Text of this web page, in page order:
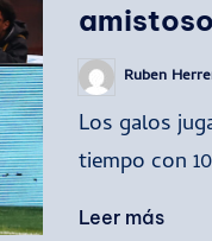
amistoso
Publicado
por
Ruben
Los galos
tiempo con
Leer más